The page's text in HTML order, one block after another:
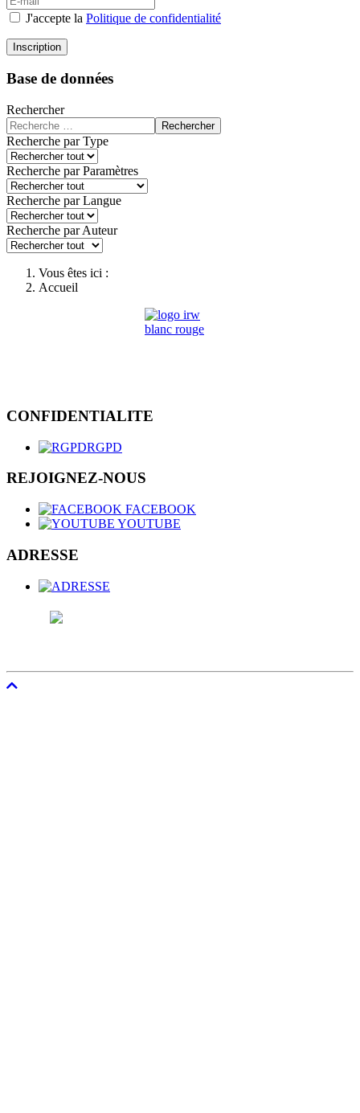
J'accepte la Politique de confidentialité
Inscription
Base de données
Rechercher
Rechercher
Recherche par Type
Recherche par Paramètres
Recherche par Langue
Recherche par Auteur
Vous êtes ici :
Accueil
CONFIDENTIALITE
RGPD
REJOIGNEZ-NOUS
FACEBOOK
YOUTUBE
ADRESSE